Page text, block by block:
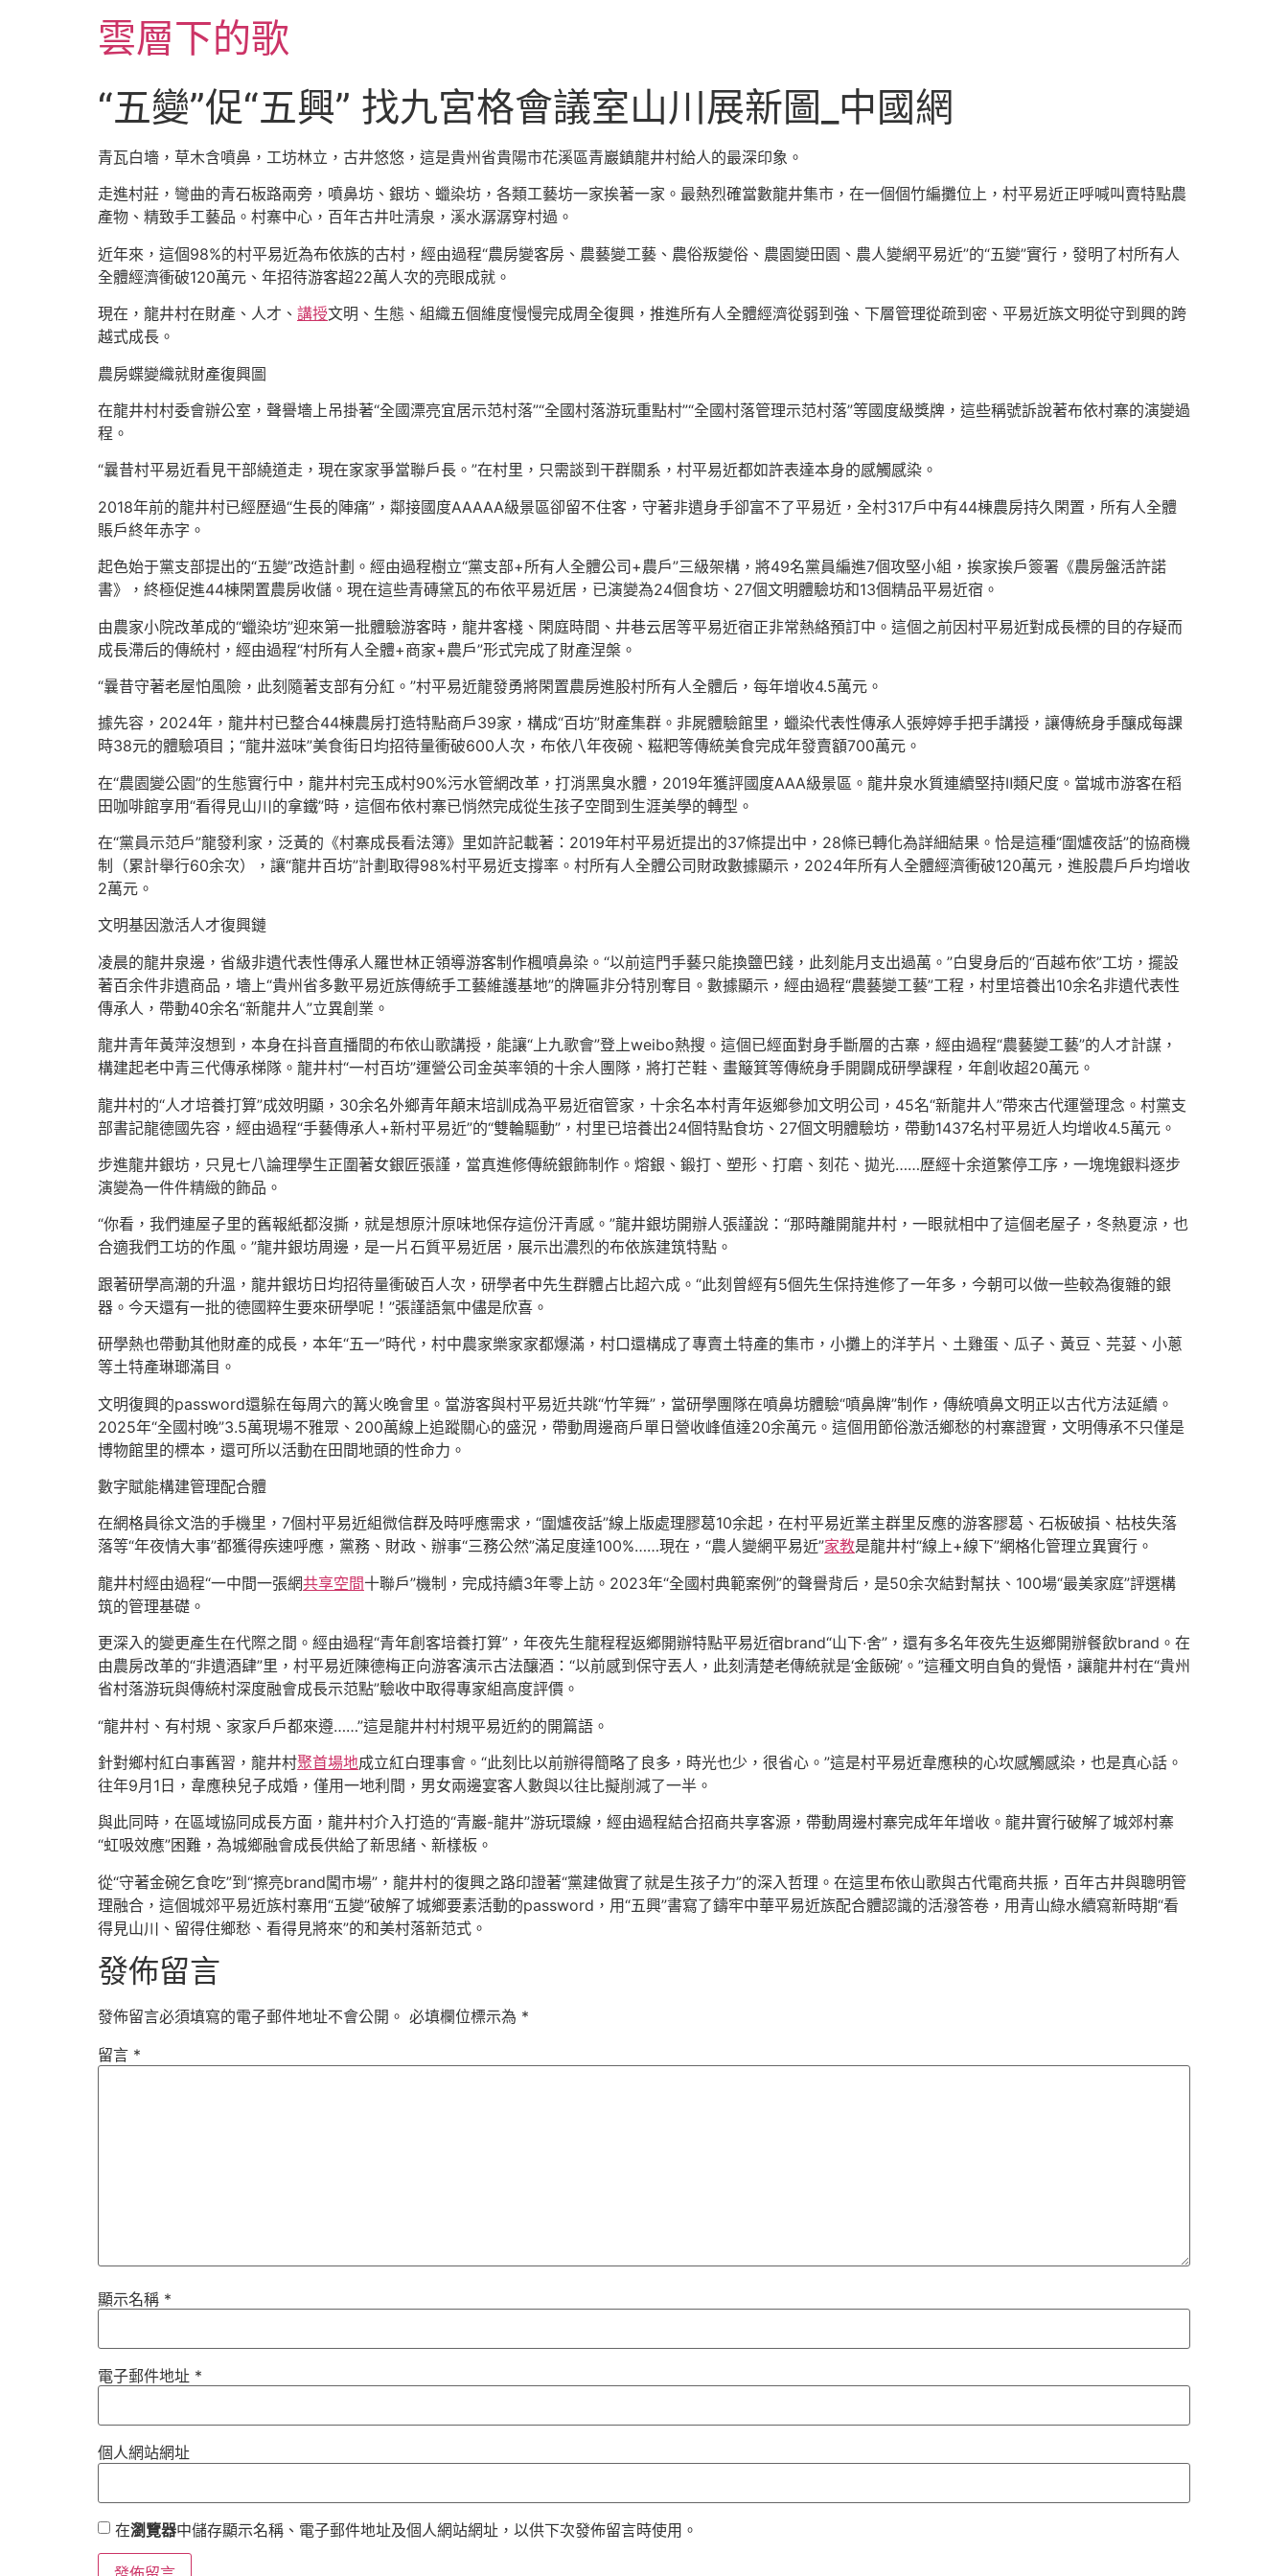
雲層下的歌
“五變”促“五興” 找九宮格會議室山川展新圖_中國網
青瓦白墻，草木含噴鼻，工坊林立，古井悠悠，這是貴州省貴陽市花溪區青巖鎮龍井村給人的最深印象。
走進村莊，彎曲的青石板路兩旁，噴鼻坊、銀坊、蠟染坊，各類工藝坊一家挨著一家。最熱烈確當數龍井集市，在一個個竹編攤位上，村平易近正呼喊叫賣特點農
產物、精致手工藝品。村寨中心，百年古井吐清泉，溪水潺潺穿村過。
近年來，這個98%的村平易近為布依族的古村，經由過程“農房變客房、農藝變工藝、農俗叛變俗、農園變田園、農人變網平易近”的“五變”實行，發明了村所有人
全體經濟衝破120萬元、年招待游客超22萬人次的亮眼成就。
現在，龍井村在財產、人才、 講授文明、生態、組織五個維度慢慢完成周全復興，推進所有人全體經濟從弱到強、下層管理從疏到密、平易近族文明從守到興的跨
越式成長。
農房蝶變織就財產復興圖
在龍井村村委會辦公室，聲譽墻上吊掛著“全國漂亮宜居示范村落”“全國村落游玩重點村”“全國村落管理示范村落”等國度級獎牌，這些稱號訴說著布依村寨的演變過
程。
“曩昔村平易近看見干部繞道走，現在家家爭當聯戶長。”在村里，只需談到干群關系，村平易近都如許表達本身的感觸感染。
2018年前的龍井村已經歷過“生長的陣痛”，鄰接國度AAAAA級景區卻留不住客，守著非遺身手卻富不了平易近，全村317戶中有44棟農房持久閑置，所有人全體
賬戶終年赤字。
起色始于黨支部提出的“五變”改造計劃。經由過程樹立“黨支部+所有人全體公司+農戶”三級架構，將49名黨員編進7個攻堅小組，挨家挨戶簽署《農房盤活許諾
書》，終極促進44棟閑置農房收儲。現在這些青磚黛瓦的布依平易近居，已演變為24個食坊、27個文明體驗坊和13個精品平易近宿。
由農家小院改革成的“蠟染坊”迎來第一批體驗游客時，龍井客棧、閑庭時間、井巷云居等平易近宿正非常熱絡預訂中。這個之前因村平易近對成長標的目的存疑而
成長滯后的傳統村，經由過程“村所有人全體+商家+農戶”形式完成了財產涅槃。
“曩昔守著老屋怕風險，此刻隨著支部有分紅。”村平易近龍發勇將閑置農房進股村所有人全體后，每年增收4.5萬元。
據先容，2024年，龍井村已整合44棟農房打造特點商戶39家，構成“百坊”財產集群。非屍體驗館里，蠟染代表性傳承人張婷婷手把手講授，讓傳統身手釀成每課
時38元的體驗項目；“龍井滋味”美食街日均招待量衝破600人次，布依八年夜碗、糍粑等傳統美食完成年發賣額700萬元。
在“農園變公園”的生態實行中，龍井村完玉成村90%污水管網改革，打消黑臭水體，2019年獲評國度AAA級景區。龍井泉水質連續堅持Ⅱ類尺度。當城市游客在稻
田咖啡館享用“看得見山川的拿鐵”時，這個布依村寨已悄然完成從生孩子空間到生涯美學的轉型。
在“黨員示范戶”龍發利家，泛黃的《村寨成長看法簿》里如許記載著：2019年村平易近提出的37條提出中，28條已轉化為詳細結果。恰是這種“圍爐夜話”的協商機
制（累計舉行60余次），讓“龍井百坊”計劃取得98%村平易近支撐率。村所有人全體公司財政數據顯示，2024年所有人全體經濟衝破120萬元，進股農戶戶均增收
2萬元。
文明基因激活人才復興鏈
凌晨的龍井泉邊，省級非遺代表性傳承人羅世林正領導游客制作楓噴鼻染。“以前這門手藝只能換鹽巴錢，此刻能月支出過萬。”白叟身后的“百越布依”工坊，擺設
著百余件非遺商品，墻上“貴州省多數平易近族傳統手工藝維護基地”的牌匾非分特別奪目。數據顯示，經由過程“農藝變工藝”工程，村里培養出10余名非遺代表性
傳承人，帶動40余名“新龍井人”立異創業。
龍井青年黃萍沒想到，本身在抖音直播間的布依山歌講授，能讓“上九歌會”登上weibo熱搜。這個已經面對身手斷層的古寨，經由過程“農藝變工藝”的人才計謀，
構建起老中青三代傳承梯隊。龍井村“一村百坊”運營公司金英率領的十余人團隊，將打芒鞋、畫簸箕等傳統身手開闢成研學課程，年創收超20萬元。
龍井村的“人才培養打算”成效明顯，30余名外鄉青年顛末培訓成為平易近宿管家，十余名本村青年返鄉參加文明公司，45名“新龍井人”帶來古代運營理念。村黨支
部書記龍德國先容，經由過程“手藝傳承人+新村平易近”的“雙輪驅動”，村里已培養出24個特點食坊、27個文明體驗坊，帶動1437名村平易近人均增收4.5萬元。
步進龍井銀坊，只見七八論理學生正圍著女銀匠張謹，當真進修傳統銀飾制作。熔銀、鍛打、塑形、打磨、刻花、拋光……歷經十余道繁停工序，一塊塊銀料逐步
演變為一件件精緻的飾品。
“你看，我們連屋子里的舊報紙都沒撕，就是想原汁原味地保存這份汗青感。”龍井銀坊開辦人張謹說：“那時離開龍井村，一眼就相中了這個老屋子，冬熱夏涼，也
合適我們工坊的作風。”龍井銀坊周邊，是一片石質平易近居，展示出濃烈的布依族建筑特點。
跟著研學高潮的升溫，龍井銀坊日均招待量衝破百人次，研學者中先生群體占比超六成。“此刻曾經有5個先生保持進修了一年多，今朝可以做一些較為復雜的銀
器。今天還有一批的德國粹生要來研學呢！”張謹語氣中儘是欣喜。
研學熱也帶動其他財產的成長，本年“五一”時代，村中農家樂家家都爆滿，村口還構成了專賣土特產的集市，小攤上的洋芋片、土雞蛋、瓜子、黃豆、芫荽、小蔥
等土特產琳瑯滿目。
文明復興的password還躲在每周六的篝火晚會里。當游客與村平易近共跳“竹竿舞”，當研學團隊在噴鼻坊體驗“噴鼻牌”制作，傳統噴鼻文明正以古代方法延續。
2025年“全國村晚”3.5萬現場不雅眾、200萬線上追蹤關心的盛況，帶動周邊商戶單日營收峰值達20余萬元。這個用節俗激活鄉愁的村寨證實，文明傳承不只僅是
博物館里的標本，還可所以活動在田間地頭的性命力。
數字賦能構建管理配合體
在網格員徐文浩的手機里，7個村平易近組微信群及時呼應需求，“圍爐夜話”線上版處理膠葛10余起，在村平易近業主群里反應的游客膠葛、石板破損、枯枝失落
落等“年夜情大事”都獲得疾速呼應，黨務、財政、辦事“三務公然”滿足度達100%……現在，“農人變網平易近”家教是龍井村“線上+線下”網格化管理立異實行。
龍井村經由過程“一中間一張網共享空間十聯戶”機制，完成持續3年零上訪。2023年“全國村典範案例”的聲譽背后，是50余次結對幫扶、100場“最美家庭”評選構
筑的管理基礎。
更深入的變更產生在代際之間。經由過程“青年創客培養打算”，年夜先生龍程程返鄉開辦特點平易近宿brand“山下·舍”，還有多名年夜先生返鄉開辦餐飲brand。在
由農房改革的“非遺酒肆”里，村平易近陳德梅正向游客演示古法釀酒：“以前感到保守丟人，此刻清楚老傳統就是‘金飯碗’。”這種文明自負的覺悟，讓龍井村在“貴州
省村落游玩與傳統村深度融會成長示范點”驗收中取得專家組高度評價。
“龍井村、有村規、家家戶戶都來遵……”這是龍井村村規平易近約的開篇語。
針對鄉村紅白事舊習，龍井村聚首場地成立紅白理事會。“此刻比以前辦得簡略了良多，時光也少，很省心。”這是村平易近韋應秧的心坎感觸感染，也是真心話。
往年9月1日，韋應秧兒子成婚，僅用一地利間，男女兩邊宴客人數與以往比擬削減了一半。
與此同時，在區域協同成長方面，龍井村介入打造的“青巖-龍井”游玩環線，經由過程結合招商共享客源，帶動周邊村寨完成年年增收。龍井實行破解了城郊村寨
“虹吸效應”困難，為城鄉融會成長供給了新思緒、新樣板。
從“守著金碗乞食吃”到“擦亮brand闖市場”，龍井村的復興之路印證著“黨建做實了就是生孩子力”的深入哲理。在這里布依山歌與古代電商共振，百年古井與聰明管
理融合，這個城郊平易近族村寨用“五變”破解了城鄉要素活動的password，用“五興”書寫了鑄牢中華平易近族配合體認識的活潑答卷，用青山綠水續寫新時期“看
得見山川、留得住鄉愁、看得見將來”的和美村落新范式。
發佈留言
發佈留言必須填寫的電子郵件地址不會公開。 必填欄位標示為 *
留言 *
顯示名稱 *
電子郵件地址 *
個人網站網址
在瀏覽器中儲存顯示名稱、電子郵件地址及個人網站網址，以供下次發佈留言時使用。